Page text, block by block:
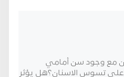
مع وجود سن أمامي
على تسوس الاسنان؟هل يؤثر